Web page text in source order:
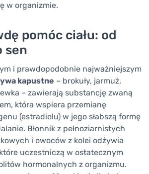
w organizmie.
pomóc ciału: od
sen
i prawdopodobnie najważniejszym
kapustne – brokuły, jarmuż,
– zawierają substancję zwaną
która wspiera przemianę
(estradiolu) w jego słabszą formę
Błonnik z pełnoziarnistych
i owoców z kolei odżywia
uczestniczą w ostatecznym
hormonalnych z organizmu.